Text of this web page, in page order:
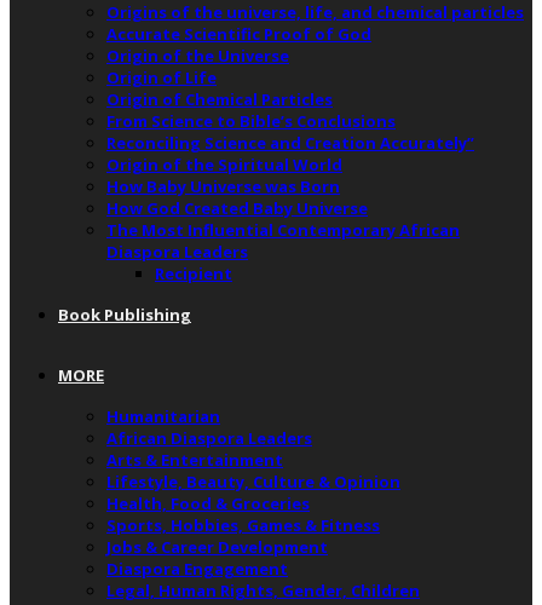
Origins of the universe, life, and chemical particles
Accurate Scientific Proof of God
Origin of the Universe
Origin of Life
Origin of Chemical Particles
From Science to Bible’s Conclusions
Reconciling Science and Creation Accurately”
Origin of the Spiritual World
How Baby Universe was Born
How God Created Baby Universe
The Most Influential Contemporary African
Diaspora Leaders
Recipient
Book Publishing
MORE
Humanitarian
African Diaspora Leaders
Arts & Entertainment
Lifestyle, Beauty, Culture & Opinion
Health, Food & Groceries
Sports, Hobbies, Games & Fitness
Jobs & Career Development
Diaspora Engagement
Legal, Human Rights, Gender, Children